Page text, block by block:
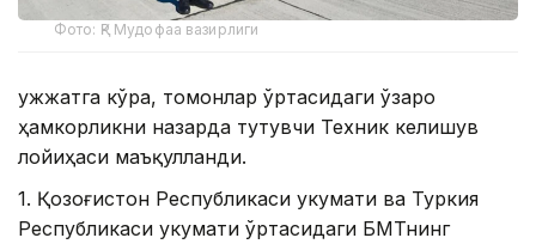
Фото: ҚР Мудофаа вазирлиги
Ҳужжатга кўра, томонлар ўртасидаги ўзаро
ҳамкорликни назарда тутувчи Техник келишув
лойиҳаси маъқулланди.
1. Қозоғистон Республикаси Ҳукумати ва Туркия
Республикаси Ҳукумати ўртасидаги БМТнинг